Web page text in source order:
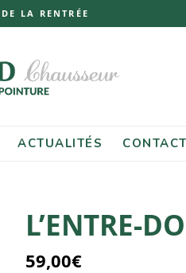
LA RENTRÉE
ACTUALITÉS
L’ENTRE-
59,00€